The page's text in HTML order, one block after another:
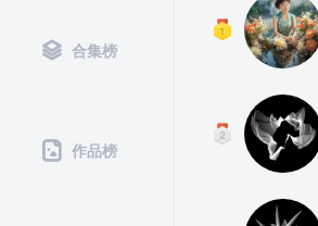
合集榜
作品榜